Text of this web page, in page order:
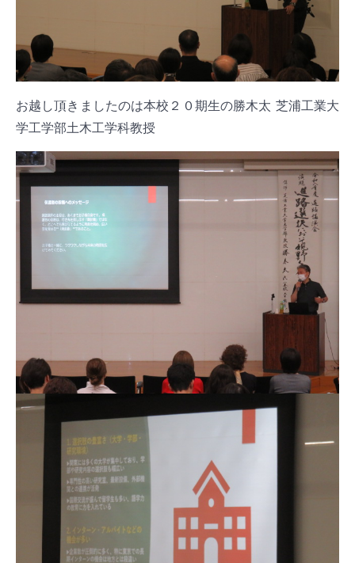
お越し頂きましたのは本校２０期生の勝木太 芝浦工業大
学工学部土木工学科教授